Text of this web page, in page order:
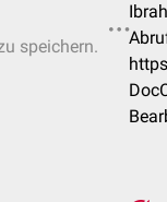
speichern.